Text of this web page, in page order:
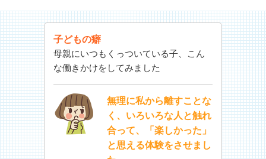
子どもの癖
母親にいつもくっついている子、こん
な働きかけをしてみました
無理に私から離すことな
く、いろいろな人と触れ
合って、「楽しかった」
と思える体験をさせまし